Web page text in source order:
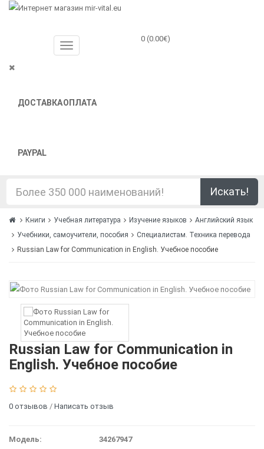
ДОСТАВКАОПЛАТА
PAYPAL
0 (0.00€)
Искать!
Книги Учебная литература Изучение языков
Английский язык
Учебники, самоучители, пособия
Специалистам. Техника перевода
Russian Law for Communication in English. Учебное пособие
Russian Law for Communication in
English. Учебное пособие
0 отзывов / Написать отзыв
Модель:
34267947